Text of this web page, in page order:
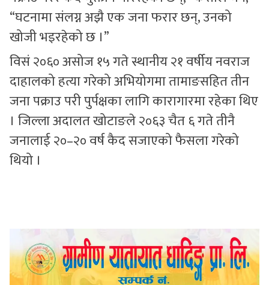
“घटनामा संलग्न अझै एक जना फरार छन्, उनको
खोजी भइरहेको छ ।”
विसं २०६० असोज १५ गते स्थानीय २१ वर्षीय नवराज
दाहालको हत्या गरेको अभियोगमा तामाङसहित तीन
जना पक्राउ परी पुर्पक्षका लागि कारागारमा रहेका थिए
। जिल्ला अदालत खोटाङले २०६३ चैत ६ गते तीनै
जनालाई २०–२० वर्ष कैद सजाएको फैसला गरेको
थियो ।